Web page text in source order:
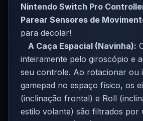
Nintendo Switch Pro
Parear Sensores de
para decolar!
A Caça Espacial (Navinha):
inteiramente pelo giroscópio e
seu controle. Ao rotacionar ou
gamepad no espaço físico, os
(inclinação frontal) e Roll
estilo volante) são filtrados por